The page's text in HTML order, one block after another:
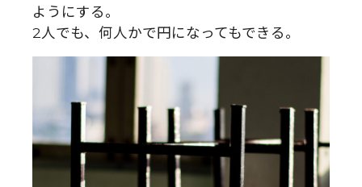
ようにする。
2人でも、何人かで円になってもできる。